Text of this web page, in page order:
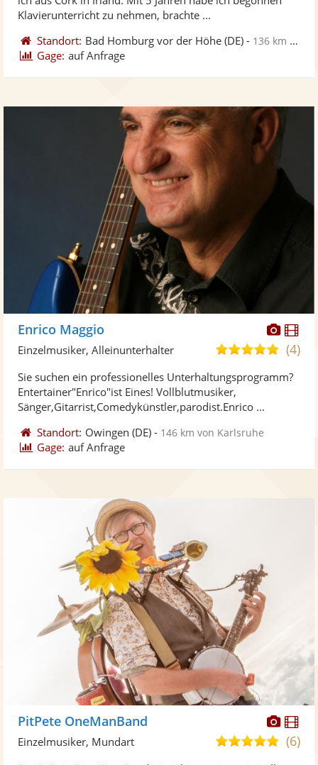
Klavierunterricht zu nehmen, brachte ...
Standort: Bad Homburg vor der Höhe (DE) - 136 km von Karlsruhe
Gage: auf Anfrage
Fotos
Enrico Maggio
5,0
5
(4)
Einzelmusiker, Alleinunterhalter
Sie suchen ein professionelles Unterhaltungsprogramm?
Entertainer"Enrico"ist Eines! Vollblutmusiker,
Sänger,Gitarrist,Comedykünstler,parodist.Enrico ...
Standort: Owingen (DE) - 146 km von Karlsruhe
Gage: auf Anfrage
PitPete OneManBand
4,8(6)
Einzelmusiker, Mundart